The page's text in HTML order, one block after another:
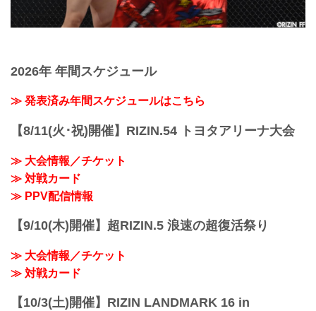
2026年 年間スケジュール
≫ 発表済み年間スケジュールはこちら
【8/11(火･祝)開催】RIZIN.54 トヨタアリーナ大会
≫ 大会情報／チケット
≫ 対戦カード
≫ PPV配信情報
【9/10(木)開催】超RIZIN.5 浪速の超復活祭り
≫ 大会情報／チケット
≫ 対戦カード
【10/3(土)開催】RIZIN LANDMARK 16 in